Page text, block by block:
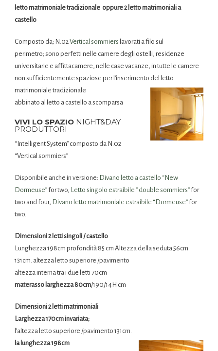
letto matrimoniale tradizionale oppure 2 letto matrimoniali a
castello
Composto da; N.02Vertical sommiers lavorati a filo sul
perimetro; sono perfetti nelle camere degli ostelli, residenze
universitarie e affittacamere, nelle case vacanze, in tutte le camere
non sufficientemente spaziose per l’inserimento del letto
matrimoniale tradizionale
abbinato al letto a castello a scomparsa
VIVI LO SPAZIO NIGHT&DAY
PRODUTTORI
“Intelligent System” composto da N.02
“Vertical sommiers”
Disponibile anche in versione: Divano letto a castello “New
Dormeuse”for two, Letto singolo estraibile ” double sommiers”for
two and four, Divano letto matrimoniale estraibile “Dormeuse”for
two.
Dimensioni 2 letti singoli / castello
Lunghezza 198cm profondità 85 cm Altezza della seduta 56cm
131cm. altezza letto superiore /pavimento
altezza interna tra i due letti 70cm
materasso larghezza 80cm/190/14H cm
Dimensioni 2 letti matrimoniali
Larghezza 170cm invariata;
l’altezza letto superiore /pavimento 131cm.
la lunghezza 198cm